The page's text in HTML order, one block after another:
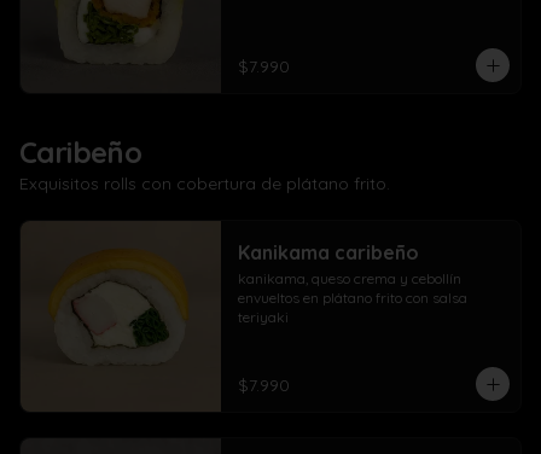
$7.990
Caribeño
Exquisitos rolls con cobertura de plátano frito.
Kanikama caribeño
kanikama, queso crema y cebollín
envueltos en plátano frito con salsa
teriyaki
$7.990